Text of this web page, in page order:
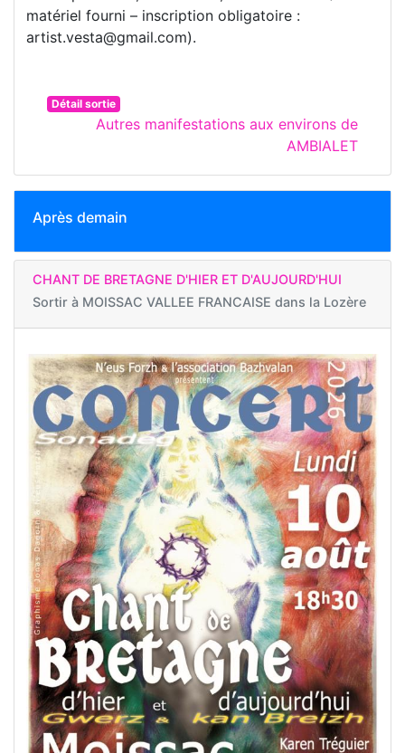
matériel fourni – inscription obligatoire :
artist.vesta@gmail.com).
Détail sortie
Autres manifestations aux environs de
AMBIALET
Après demain
CHANT DE BRETAGNE D'HIER ET D'AUJOURD'HUI
Sortir à MOISSAC VALLEE FRANCAISE dans la Lozère